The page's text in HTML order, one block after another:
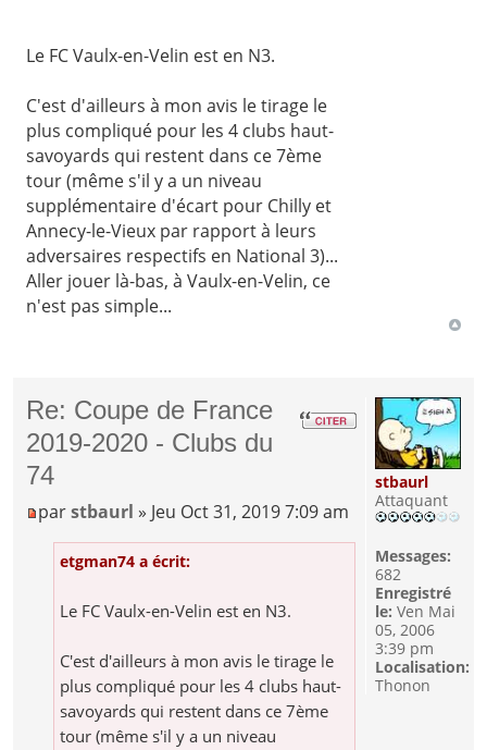
Le FC Vaulx-en-Velin est en N3.
C'est d'ailleurs à mon avis le tirage le
plus compliqué pour les 4 clubs haut-
savoyards qui restent dans ce 7ème
tour (même s'il y a un niveau
supplémentaire d'écart pour Chilly et
Annecy-le-Vieux par rapport à leurs
adversaires respectifs en National 3)...
Aller jouer là-bas, à Vaulx-en-Velin, ce
n'est pas simple...
Re: Coupe de France
2019-2020 - Clubs du
74
parstbaurl » Jeu Oct 31, 2019 7:09 am
etgman74 a écrit:
Le FC Vaulx-en-Velin est en N3.
C'est d'ailleurs à mon avis le tirage le
plus compliqué pour les 4 clubs haut-
savoyards qui restent dans ce 7ème
tour (même s'il y a un niveau
stbaurl
Attaquant
Messages:
682
Enregistré
le: Ven Mai
05, 2006
3:39 pm
Localisation:
Thonon